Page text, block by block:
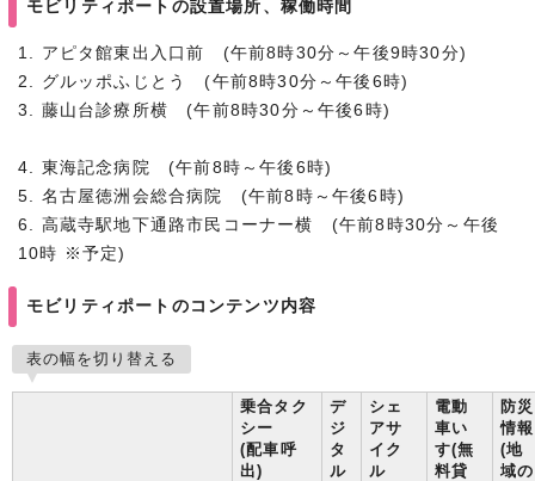
モビリティポートの設置場所、稼働時間
1. アピタ館東出入口前 (午前8時30分～午後9時30分)
2. グルッポふじとう (午前8時30分～午後6時)
3. 藤山台診療所横 (午前8時30分～午後6時)
4. 東海記念病院 (午前8時～午後6時)
5. 名古屋徳洲会総合病院 (午前8時～午後6時)
6. 高蔵寺駅地下通路市民コーナー横 (午前8時30分～午後
10時 ※予定)
モビリティポートのコンテンツ内容
表の幅を切り替える
乗合タク
シー
(配車呼
出)
デ
ジ
タ
ル
シェ
アサ
イク
ル
電動
車い
す(無
料貸
防災
情報
(地
域の